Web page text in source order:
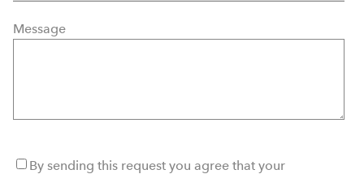
Message
By sending this request you agree that your